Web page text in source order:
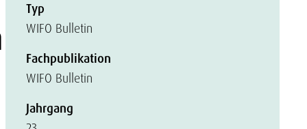
Typ
WIFO Bulletin
Fachpublikation
WIFO Bulletin
Jahrgang